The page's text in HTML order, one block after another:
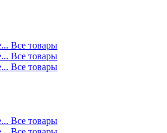
Все товары
Все товары
Все товары
Все товары